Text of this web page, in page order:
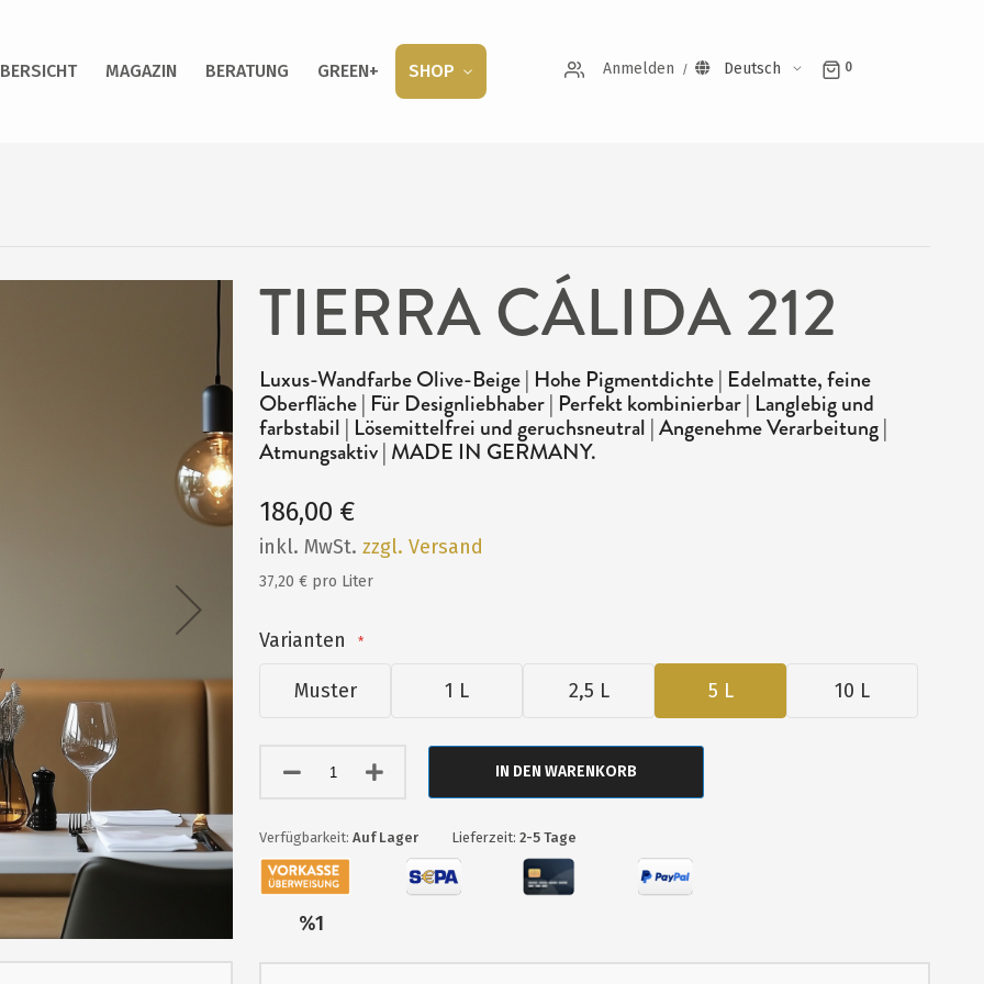
MAGAZIN BERATUNG GREEN+ SHOP Anmelden Deutsch 0
TIERRA CÁLIDA 212
Luxus-Wandfarbe Olive-Beige | Hohe Pigmentdichte | Edelmatte, feine
Oberfläche | Für Designliebhaber | Perfekt kombinierbar | Langlebig und
farbstabil | Lösemittelfrei und geruchsneutral | Angenehme Verarbeitung |
Atmungsaktiv | MADE IN GERMANY.
186,00 €
inkl. MwSt.zzgl. Versand
37,20 € pro Liter
Varianten
Muster 1 L 2,5 L 5 L 10 L
IN DEN WARENKORB
Auf Lager Lieferzeit: 2-5 Tage
%1